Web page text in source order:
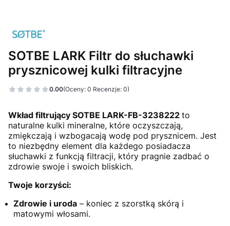
SOTBE LARK Filtr do słuchawki
prysznicowej kulki filtracyjne
0.00(Oceny: 0 Recenzje: 0)
Przejdź do sekcji Opinie
Wkład filtrujący SOTBE LARK-FB-3238222 to
naturalne kulki mineralne, które oczyszczają,
zmiękczają i wzbogacają wodę pod prysznicem. Jest
to niezbędny element dla każdego posiadacza
słuchawki z funkcją filtracji, który pragnie zadbać o
zdrowie swoje i swoich bliskich.
Twoje korzyści:
Zdrowie i uroda – koniec z szorstką skórą i
matowymi włosami.